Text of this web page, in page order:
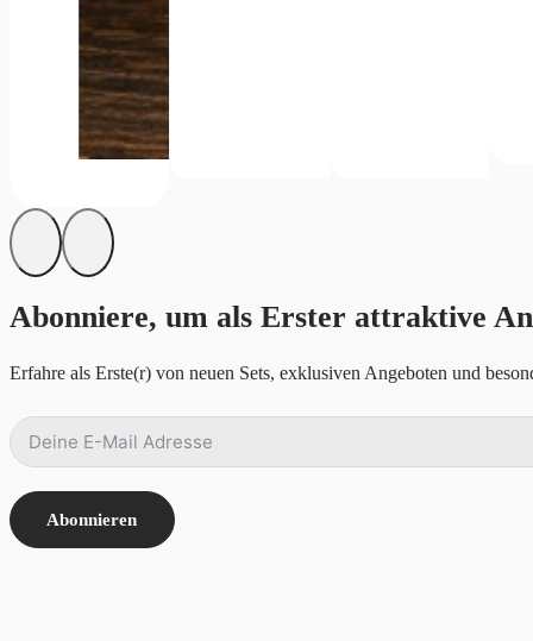
Abonniere, um als Erster attraktive
Erfahre als Erste(r) von neuen Sets, exklusiven Angeboten und
Abonnieren